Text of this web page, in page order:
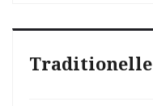
Traditionelle